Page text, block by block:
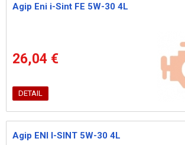
Agip Eni i-Sint FE 5W-30 4L
26,04 €
DETAIL
Agip ENI I-SINT 5W-30 4L